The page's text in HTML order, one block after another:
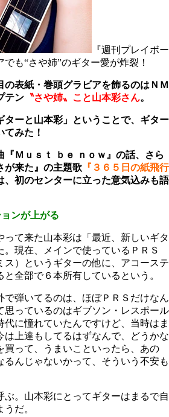
『週刊プレイボー
も“さや姉”のギター愛が炸裂！
の表紙・巻頭グラビアを飾るのはＮＭ
テン 〝さや姉〟こと山本彩さん。
ターと山本彩」ということで、ギター
みた！
『Ｍｕｓｔ ｂｅ ｎｏｗ』の話、さら
が来た』の主題歌 『３６５日の紙飛行
、初のセンターに立った意気込みも語
ンが上がる
って来た山本彩は「最近、新しいギタ
。現在、メインで使っているＰＲＳ
ス）というギターの他に、アコーステ
全部で６本所有しているという。
で弾いてるのは、ほぼＰＲＳだけなん
思っているのはギブソン・レスポール
代に憧れていたんですけど、当時はま
は上達もしてるはずなんで、どうかな
買って、うまいこといったら、あの
んじゃないかって、そういう不安も
ぶ。山本彩にとってギターはまるで自
だ。